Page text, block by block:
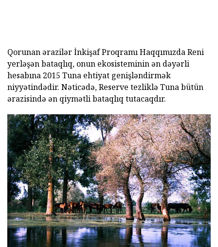
Qorunan ərazilər İnkişaf Proqramı Haqqımızda Reni
yerləşən bataqlıq, onun ekosisteminin ən dəyərli
hesabına 2015 Tuna ehtiyat genişləndirmək
niyyətindədir. Nəticədə, Reserve tezliklə Tuna bütün
ərazisində ən qiymətli bataqlıq tutacaqdır.